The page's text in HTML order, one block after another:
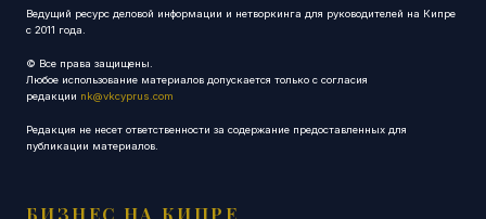
Ведущий ресурс деловой информации и нетворкинга для руководителей на Кипре
с 2011 года.
© Все права защищены.
Любое использование материалов допускается только с согласия
редакции nk@vkcyprus.com
Редакция не несет ответственности за содержание предоставленных для
публикации материалов.